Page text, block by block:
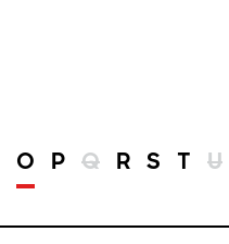
O P Q R S T U